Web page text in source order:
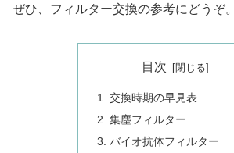
ぜひ、フィルター交換の参考にどうぞ。
目次
交換時期の早見表
集塵フィルター
バイオ抗体フィルター